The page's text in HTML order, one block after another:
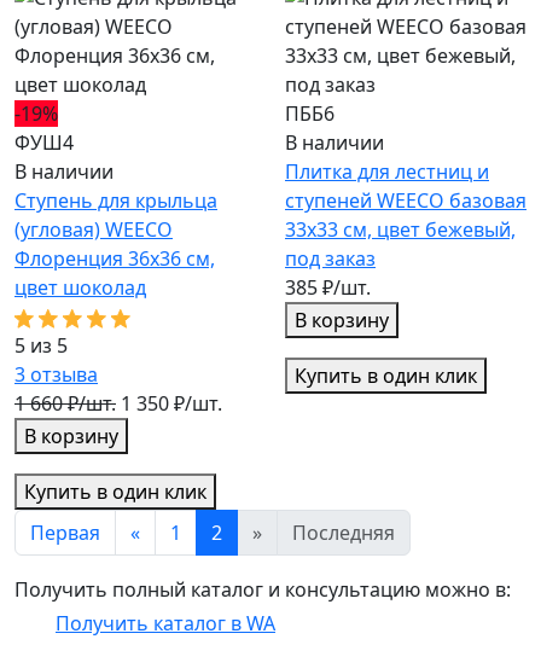
-19%
ФУШ4
В наличии
Ступень для крыльца
(угловая) WEECO
Флоренция 36х36 см,
цвет шоколад
5 из 5
3отзыва
1 660 ₽/шт. 1 350 ₽/шт.
В корзину
Купить в один клик
ПББ6
В наличии
Плитка для лестниц и
ступеней WEECO базовая
33х33 см, цвет бежевый,
под заказ
385 ₽/шт.
В корзину
Купить в один клик
Первая « 1 2 » Последняя
Получить полный каталог и консультацию можно в:
Получить каталог в WA